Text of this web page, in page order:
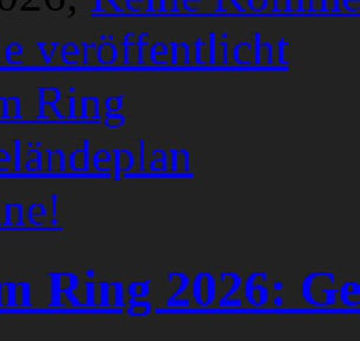
veröffentlicht
Ring 2026: